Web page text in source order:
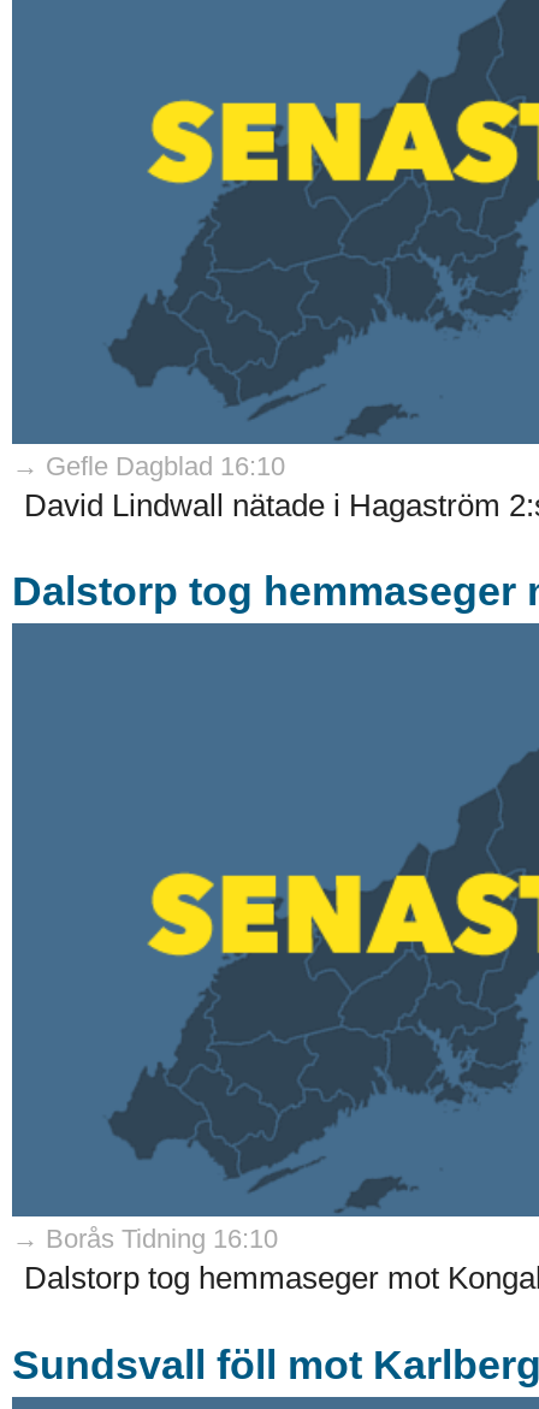
→ Gefle Dagblad 16:10
David Lindwall nätade i Hagaström
Dalstorp tog hemmaseger
→ Borås Tidning 16:10
Dalstorp tog hemmaseger mot
Sundsvall föll mot